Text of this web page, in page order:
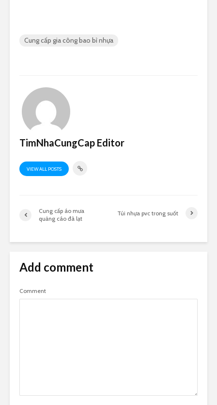
Cung cấp gia công bao bì nhựa
TimNhaCungCap Editor
VIEW ALL POSTS
Cung cấp áo mưa
quảng cáo đà lạt
Túi nhựa pvc trong suốt
Add comment
Comment